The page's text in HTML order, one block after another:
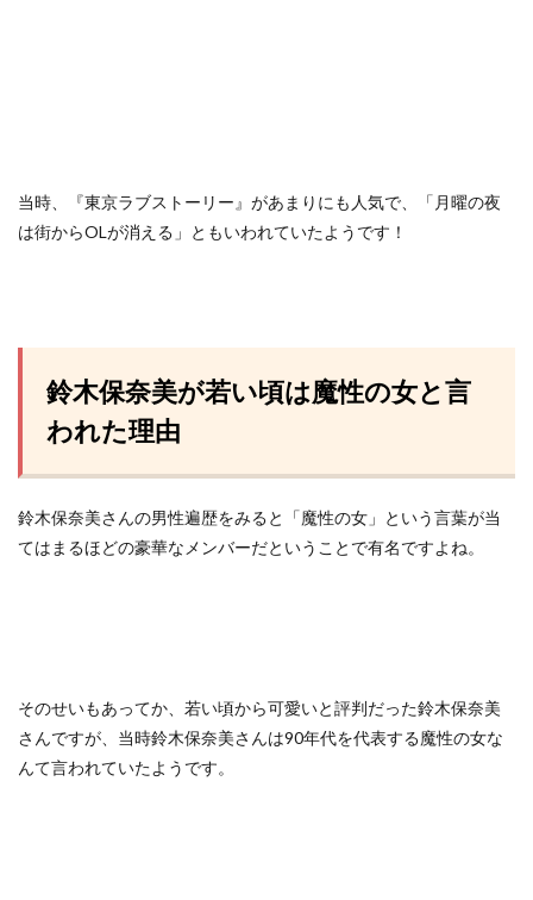
当時、『東京ラブストーリー』があまりにも人気で、「月曜の夜
は街からOLが消える」ともいわれていたようです！
鈴木保奈美が若い頃は魔性の女と言
われた理由
鈴木保奈美さんの男性遍歴をみると「魔性の女」という言葉が当
てはまるほどの豪華なメンバーだということで有名ですよね。
そのせいもあってか、若い頃から可愛いと評判だった鈴木保奈美
さんですが、当時鈴木保奈美さんは90年代を代表する魔性の女な
んて言われていたようです。